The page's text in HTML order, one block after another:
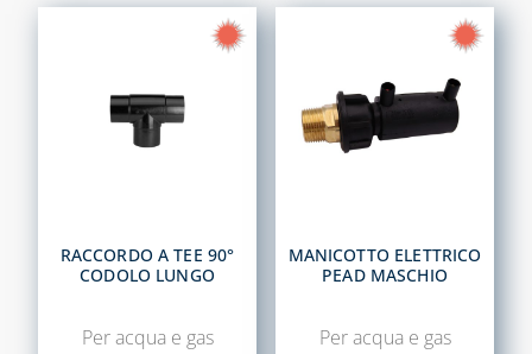
RACCORDO A TEE 90°
CODOLO LUNGO
Per acqua e gas
MANICOTTO ELETTRICO
PEAD MASCHIO
Per acqua e gas